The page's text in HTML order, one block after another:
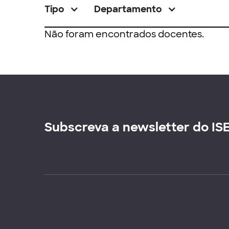
Tipo Departamento
Não foram encontrados docentes.
Subscreva a newsletter do